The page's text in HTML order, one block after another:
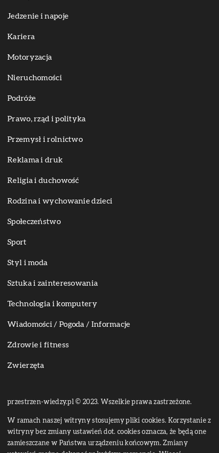
Jedzenie i napoje
Kariera
Motoryzacja
Nieruchomości
Podróże
Prawo, rząd i polityka
Przemysł i rolnictwo
Reklama i druk
Religia i duchowość
Rodzina i wychowanie dzieci
Społeczeństwo
Sport
Styl i moda
Sztuka i zainteresowania
Technologia i komputery
Wiadomości / Pogoda / Informacje
Zdrowie i fitness
Zwierzęta
przestrzen-wiedzy.pl © 2023. Wszelkie prawa zastrzeżone.
W ramach naszej witryny stosujemy pliki cookies. Korzystanie z
witryny bez zmiany ustawień dot. cookies oznacza, że będą one
zamieszczane w Państwa urządzeniu końcowym. Zmiany